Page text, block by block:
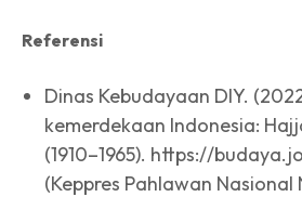
Referensi
Dinas Kebudayaan DIY.
kemerdekaan Indonesia:
(1910–1965). https://
(Keppres Pahlawan Nasional